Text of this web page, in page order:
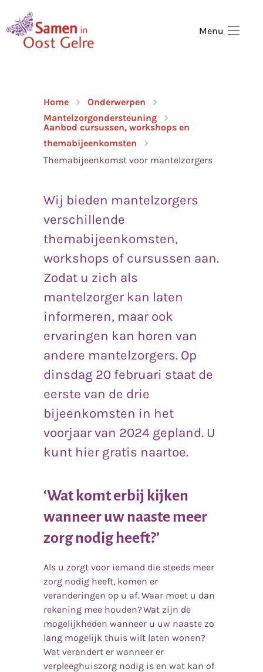
Menu
Home
Onderwerpen
Mantelzorgondersteuning
Aanbod cursussen, workshops en
themabijeenkomsten
Themabijeenkomst voor mantelzorgers
Wij bieden mantelzorgers
verschillende
themabijeenkomsten,
workshops of cursussen aan.
Zodat u zich als
mantelzorger kan laten
informeren, maar ook
ervaringen kan horen van
andere mantelzorgers. Op
dinsdag 20 februari staat de
eerste van de drie
bijeenkomsten in het
voorjaar van 2024 gepland. U
kunt hier gratis naartoe.
‘Wat komt erbij kijken
wanneer uw naaste meer
zorg nodig heeft?’
Als u zorgt voor iemand die steeds meer
zorg nodig heeft, komen er
veranderingen op u af. Waar moet u dan
rekening mee houden? Wat zijn de
mogelijkheden wanneer u uw naaste zo
lang mogelijk thuis wilt laten wonen?
Wat verandert er wanneer er
verpleeghuiszorg nodig is en wat kan of